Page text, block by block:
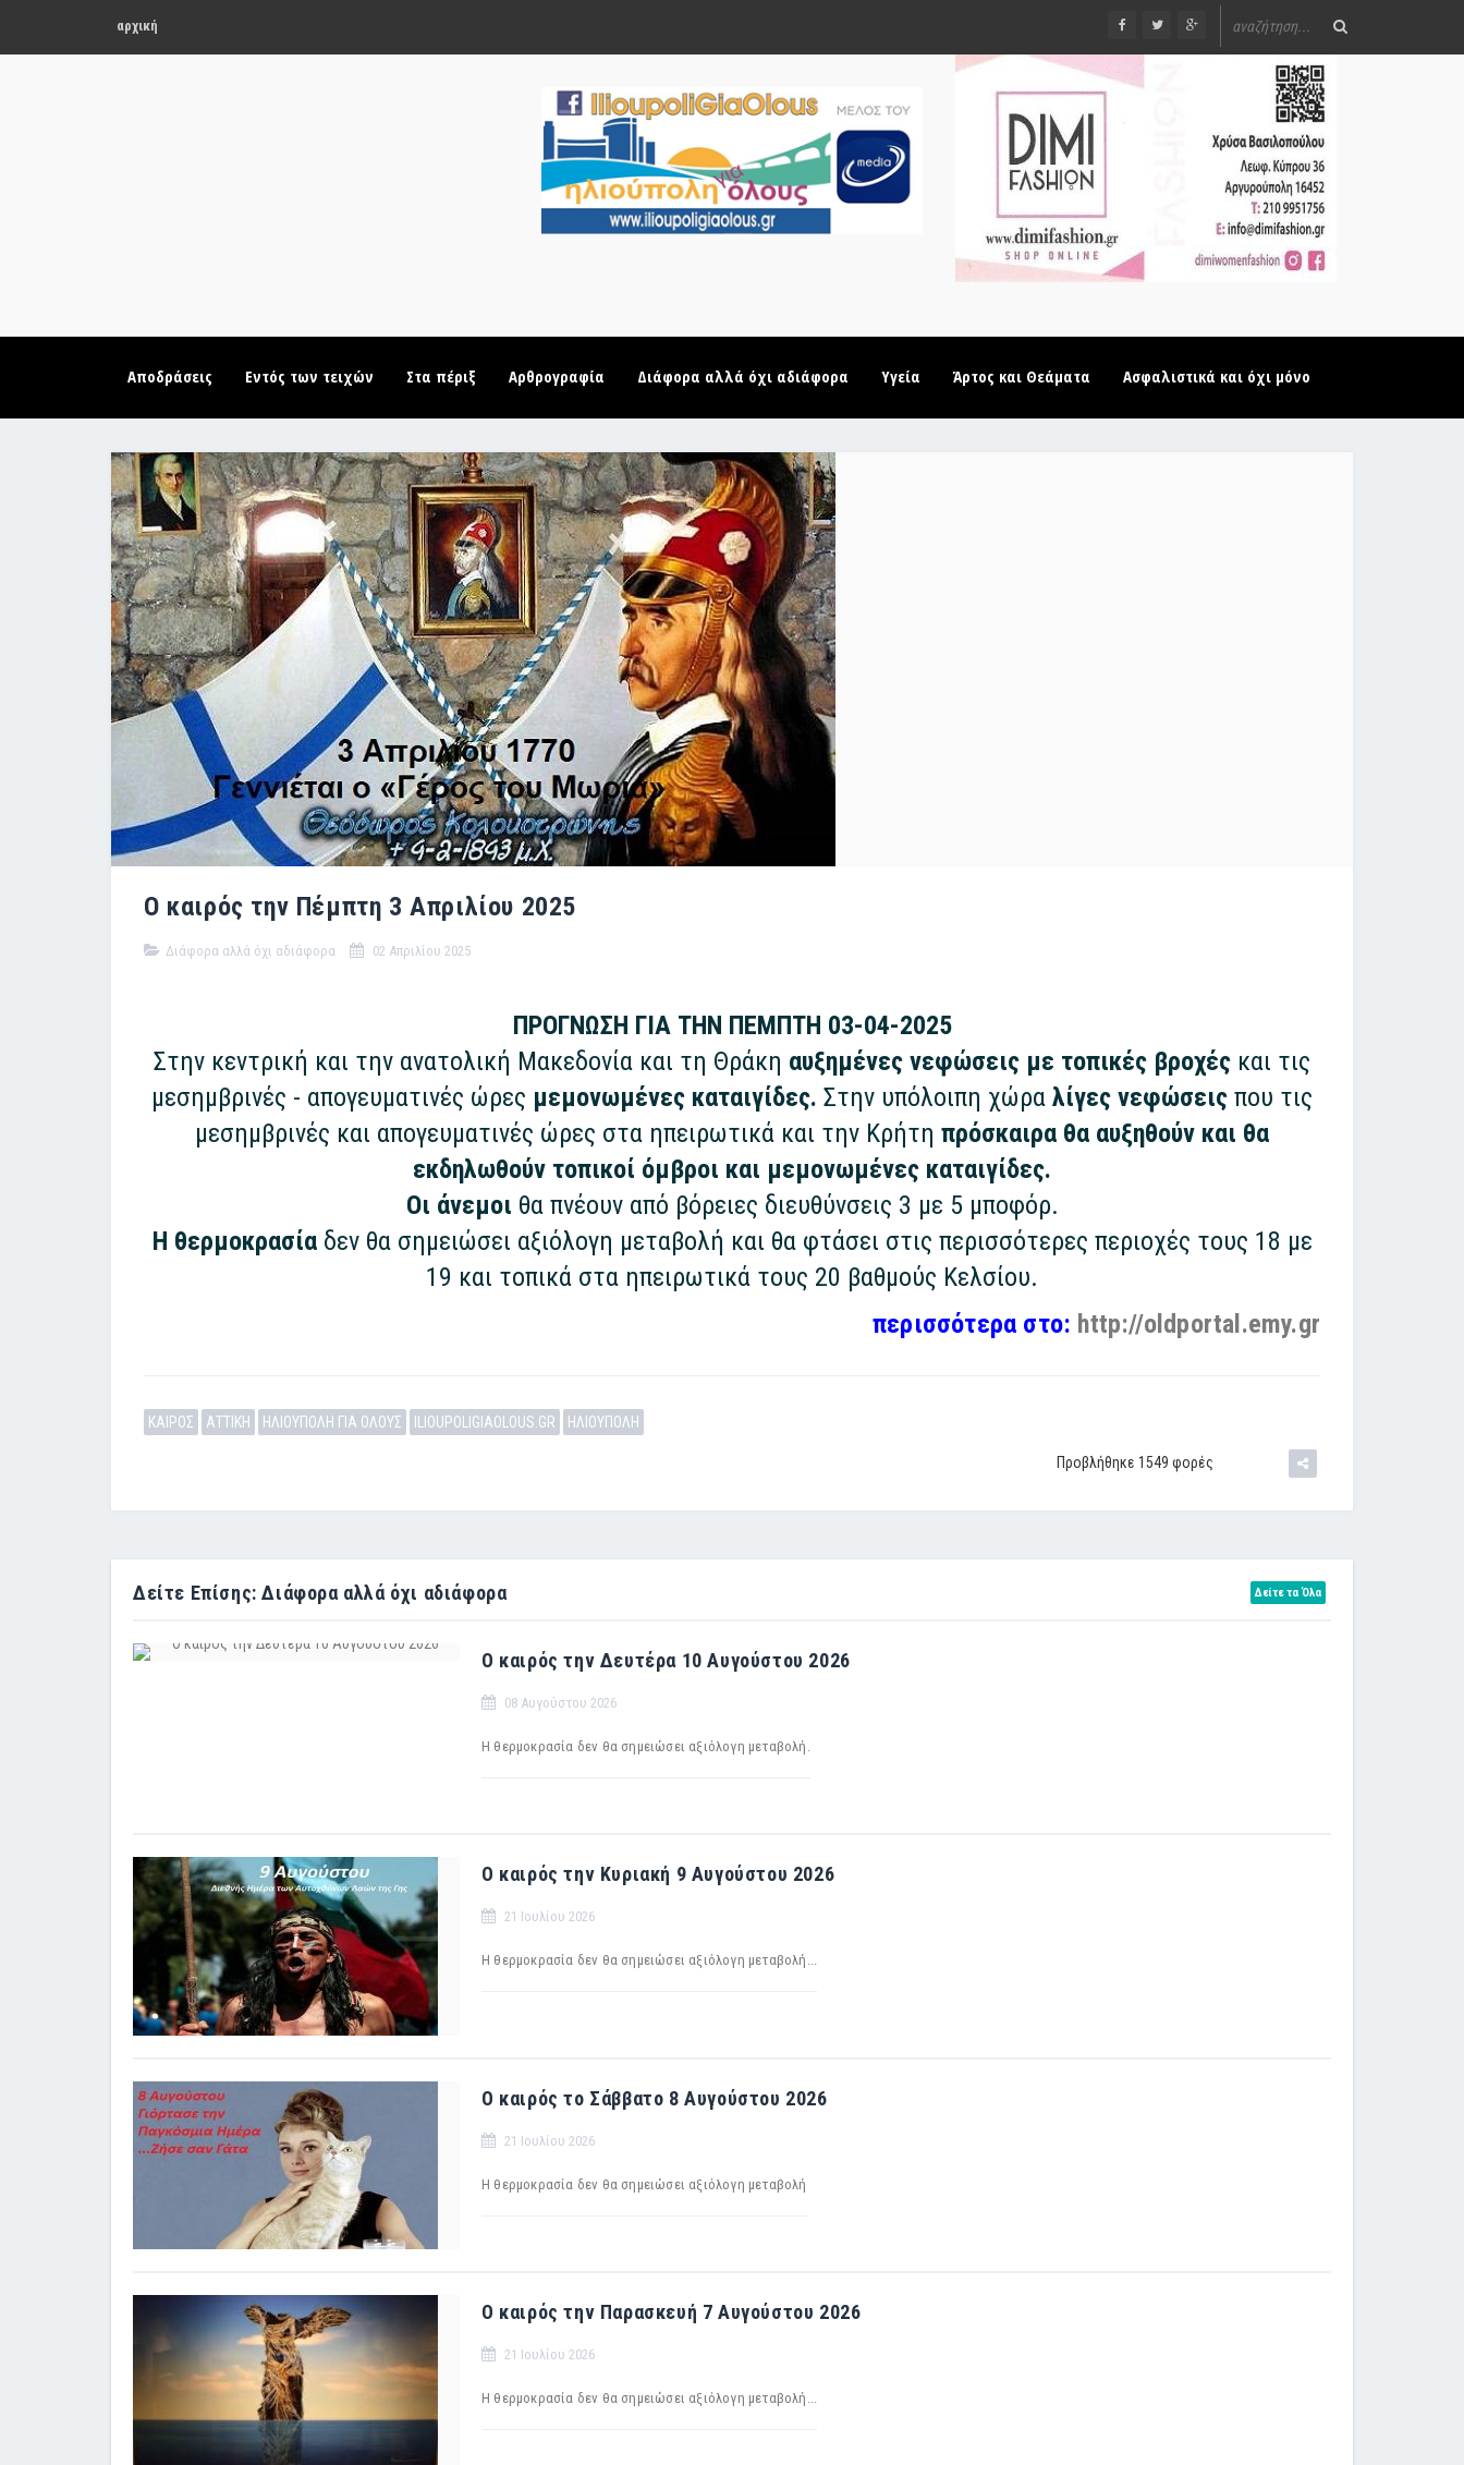
αρχική
Αποδράσεις Εντός των τειχών Στα πέριξ Αρθρογραφία Διάφορα αλλά όχι αδιάφορα Υγεία Άρτος και Θεάματα Ασφαλιστικά και όχι μόνο
Ο καιρός την Πέμπτη 3 Απριλίου 2025
Διάφορα αλλά όχι αδιάφορα 02 Απριλίου 2025
ΠΡΟΓΝΩΣΗ ΓΙΑ ΤΗΝ ΠΕΜΠΤΗ 03-04-2025
Στην κεντρική και την ανατολική Μακεδονία και τη Θράκη αυξημένες νεφώσεις με τοπικές βροχές και τις
μεσημβρινές - απογευματινές ώρες μεμονωμένες καταιγίδες. Στην υπόλοιπη χώρα λίγες νεφώσεις που τις
μεσημβρινές και απογευματινές ώρες στα ηπειρωτικά και την Κρήτη πρόσκαιρα θα αυξηθούν και θα
εκδηλωθούν τοπικοί όμβροι και μεμονωμένες καταιγίδες.
Οι άνεμοι θα πνέουν από βόρειες διευθύνσεις 3 με 5 μποφόρ.
Η θερμοκρασίαδεν θα σημειώσει αξιόλογη μεταβολή και θα φτάσει στις περισσότερες περιοχές τους 18 με
19 και τοπικά στα ηπειρωτικά τους 20 βαθμούς Κελσίου.
περισσότερα στο: http://oldportal.emy.gr
ΚΑΙΡΟΣ ΑΤΤΙΚΗ ΗΛΙΟΥΠΟΛΗ ΓΙΑ ΟΛΟΥΣ ILIOUPOLIGIAOLOUS.GR ΗΛΙΟΥΠΟΛΗ
Προβλήθηκε 1549 φορές
Δείτε Επίσης: Διάφορα αλλά όχι αδιάφορα Δείτε τα Όλα
Ο καιρός την Δευτέρα 10 Αυγούστου 2026
08 Αυγούστου 2026
Η θερμοκρασία δεν θα σημειώσει αξιόλογη μεταβολή.
Ο καιρός την Κυριακή 9 Αυγούστου 2026
21 Ιουλίου 2026
Η θερμοκρασία δεν θα σημειώσει αξιόλογη μεταβολή...
Ο καιρός το Σάββατο 8 Αυγούστου 2026
21 Ιουλίου 2026
Η θερμοκρασία δεν θα σημειώσει αξιόλογη μεταβολή
Ο καιρός την Παρασκευή 7 Αυγούστου 2026
21 Ιουλίου 2026
Η θερμοκρασία δεν θα σημειώσει αξιόλογη μεταβολή...